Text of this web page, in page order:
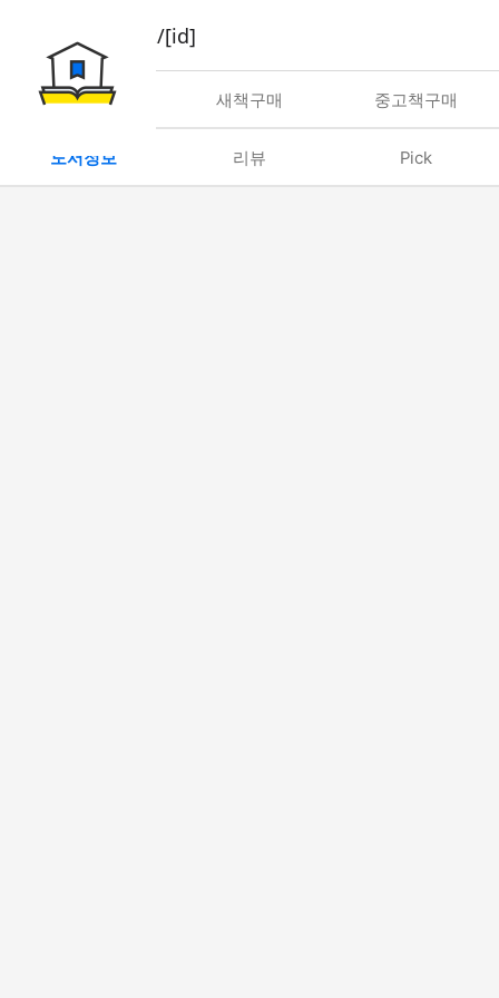
book/rent/[id]
대여 새책구매 중고책구매
도서정보 리뷰 Pick